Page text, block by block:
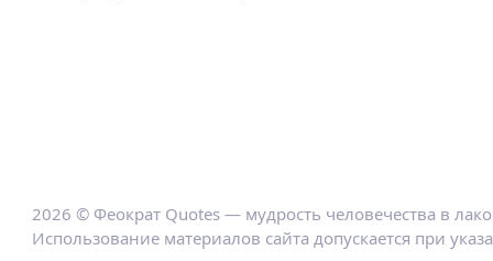
2026 © Феократ Quotes — мудрость человечества в
Использование материалов сайта допускается при